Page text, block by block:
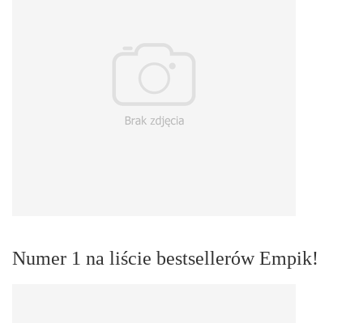
Numer 1 na liście bestsellerów Empik!